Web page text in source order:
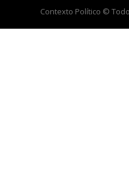
Contexto Político ©